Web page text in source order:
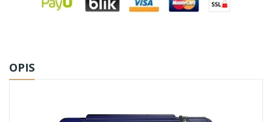
OPIS